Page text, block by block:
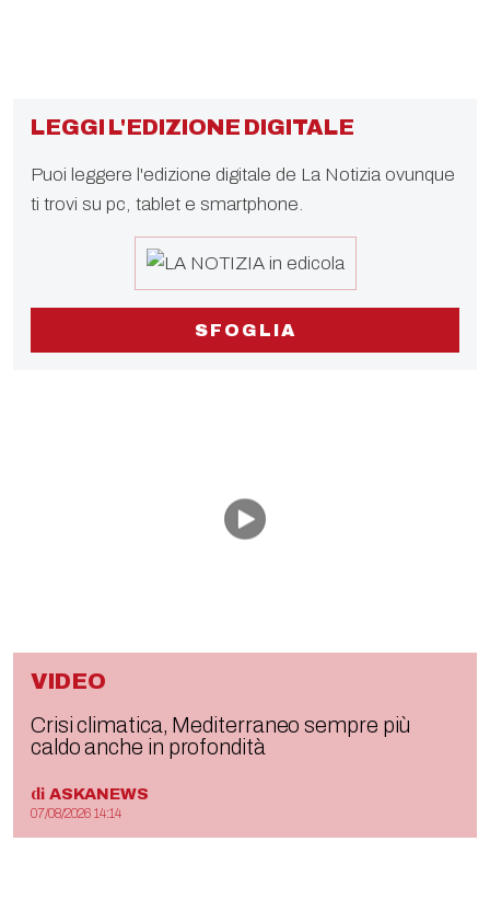
LEGGI L'EDIZIONE DIGITALE
Puoi leggere l'edizione digitale de La Notizia ovunque
ti trovi su pc, tablet e smartphone.
SFOGLIA
VIDEO
Crisi climatica, Mediterraneo sempre più
caldo anche in profondità
di ASKANEWS
07/08/2026 14:14